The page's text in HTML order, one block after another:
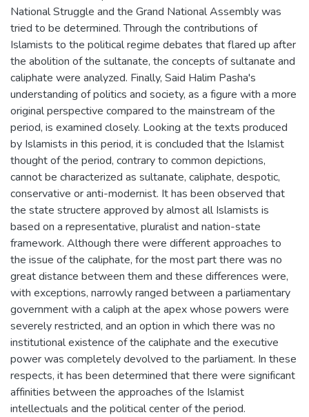
National Struggle and the Grand National Assembly was
tried to be determined. Through the contributions of
Islamists to the political regime debates that flared up after
the abolition of the sultanate, the concepts of sultanate and
caliphate were analyzed. Finally, Said Halim Pasha's
understanding of politics and society, as a figure with a more
original perspective compared to the mainstream of the
period, is examined closely. Looking at the texts produced
by Islamists in this period, it is concluded that the Islamist
thought of the period, contrary to common depictions,
cannot be characterized as sultanate, caliphate, despotic,
conservative or anti-modernist. It has been observed that
the state structere approved by almost all Islamists is
based on a representative, pluralist and nation-state
framework. Although there were different approaches to
the issue of the caliphate, for the most part there was no
great distance between them and these differences were,
with exceptions, narrowly ranged between a parliamentary
government with a caliph at the apex whose powers were
severely restricted, and an option in which there was no
institutional existence of the caliphate and the executive
power was completely devolved to the parliament. In these
respects, it has been determined that there were significant
affinities between the approaches of the Islamist
intellectuals and the political center of the period.